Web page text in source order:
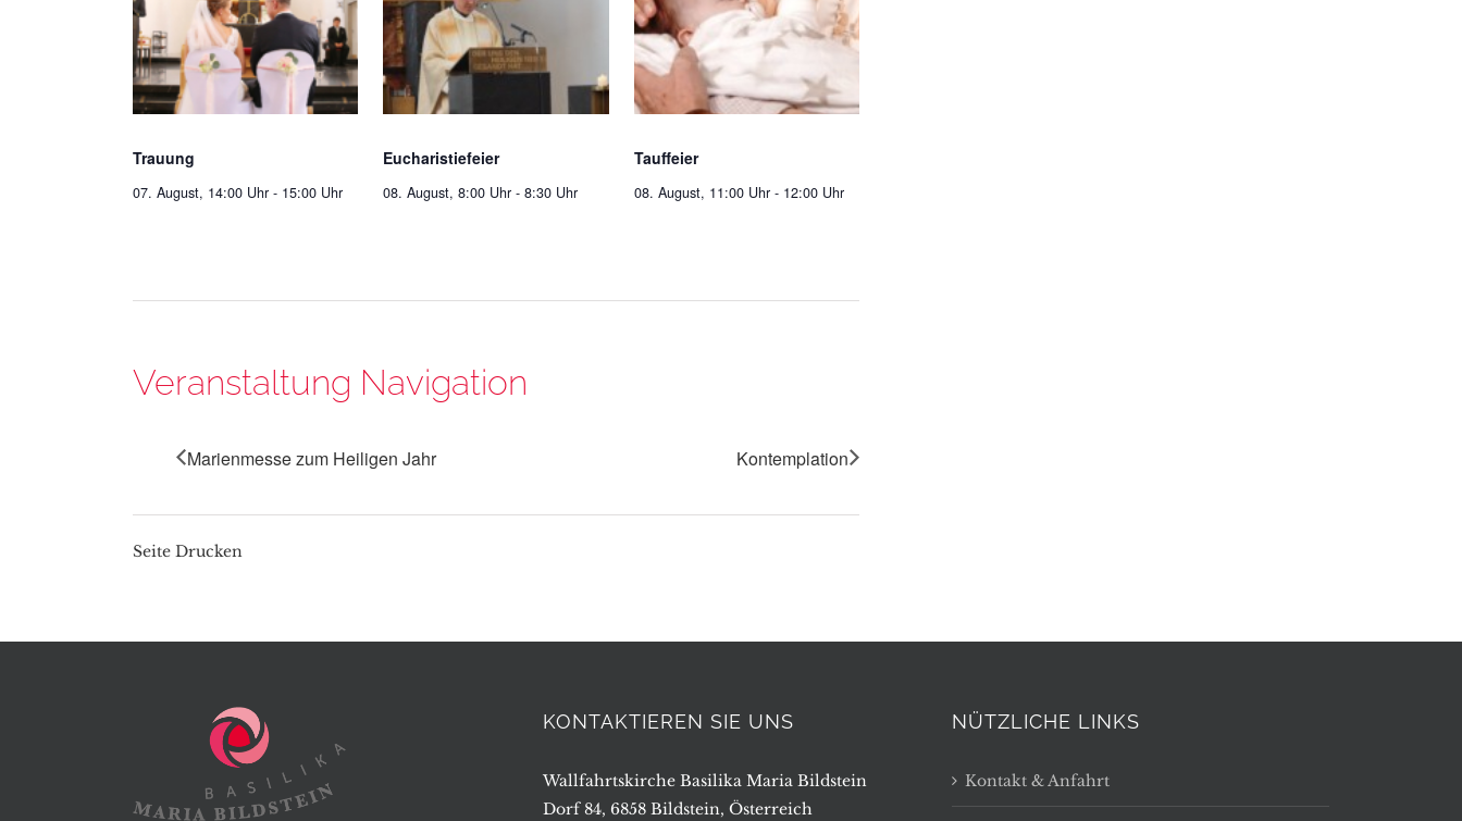
Trauung
07. August, 14:00 Uhr - 15:00 Uhr
Eucharistiefeier
08. August, 8:00 Uhr - 8:30 Uhr
Tauffeier
08. August, 11:00 Uhr - 12:00 Uhr
Veranstaltung Navigation
Marienmesse zum Heiligen Jahr Kontemplation
Seite Drucken
KONTAKTIEREN SIE UNS
Wallfahrtskirche Basilika Maria Bildstein
Dorf 84, 6858 Bildstein, Österreich
NÜTZLICHE LINKS
Kontakt & Anfahrt